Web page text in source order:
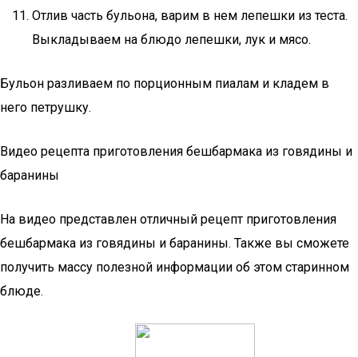
Отлив часть бульона, варим в нем лепешки из теста.
Выкладываем на блюдо лепешки, лук и мясо.
Бульон разливаем по порционным пиалам и кладем в
него петрушку.
Видео рецепта приготовления бешбармака из говядины и
баранины
На видео представлен отличный рецепт приготовления
бешбармака из говядины и баранины. Также вы сможете
получить массу полезной информации об этом старинном
блюде.